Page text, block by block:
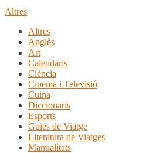
Altres
Altres
Anglès
Art
Calendaris
Ciència
Cinema i Televisió
Cuina
Diccionaris
Esports
Guies de Viatge
Literatura de Viatges
Manualitats